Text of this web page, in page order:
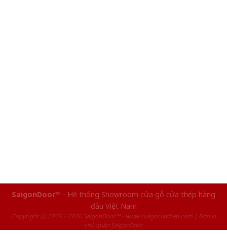
SaigonDoor™ - Hệ thống Showroom cửa gỗ cửa thép hàng
đầu Việt Nam
Copyright ⓒ 2016 – 2026 SaigonDoor™ - www.cuagocuathep.com | Đơn vị
chủ quản SaigonDoor